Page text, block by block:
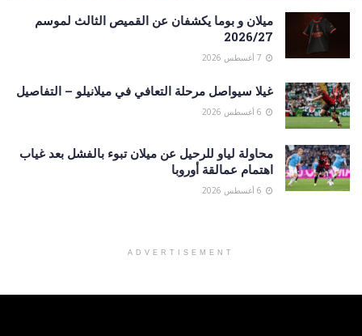
ميلان و بوما يكشفان عن القميص الثالث لموسم
2026/27
غيلا سيواصل مرحلة التعافي في ميلانيلو – التفاصيل
محاولة لياو للرحيل عن ميلان تبوء بالفشل بعد غياب
اهتمام عمالقة أوروبا
ADVERTISEMENT